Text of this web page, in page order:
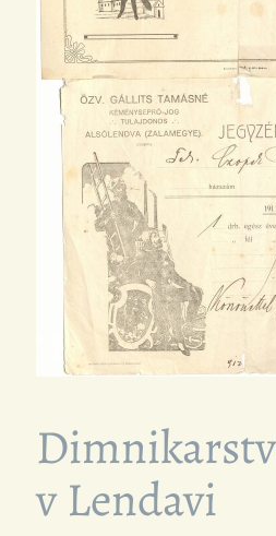
v Lendavi